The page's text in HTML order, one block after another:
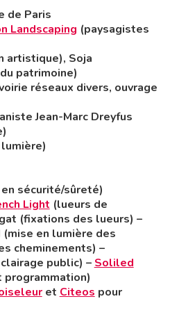
de Paris
Landscaping (paysagistes
artistique), Soja
patrimoine)
réseaux divers, ouvrage
Jean-Marc Dreyfus
sécurité/sûreté)
Light (lueurs de
(fixations des lueurs) –
en lumière des
cheminements) –
public) – Soliled
et Citeos pour